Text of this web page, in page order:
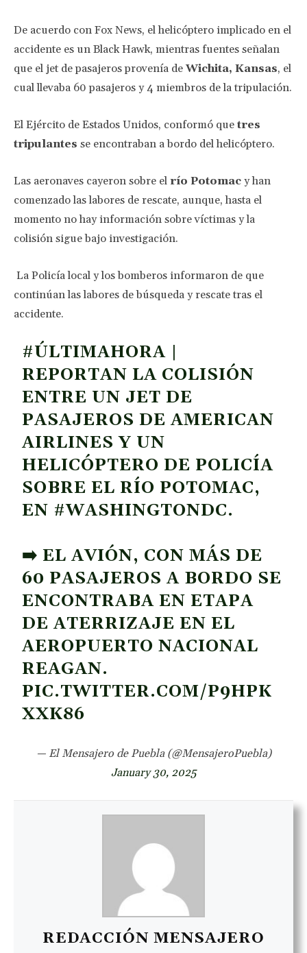
De acuerdo con Fox News, el helicóptero implicado en el
accidente es un Black Hawk, mientras fuentes señalan
que el jet de pasajeros provenía de Wichita, Kansas, el
cual llevaba 60 pasajeros y 4 miembros de la tripulación.
El Ejército de Estados Unidos, conformó que tres
tripulantes se encontraban a bordo del helicóptero.
Las aeronaves cayeron sobre el río Potomac y han
comenzado las labores de rescate, aunque, hasta el
momento no hay información sobre víctimas y la
colisión sigue bajo investigación.
La Policía local y los bomberos informaron de que
continúan las labores de búsqueda y rescate tras el
accidente.
#ÚLTIMAHORA
REPORTAN LA COLISIÓN
ENTRE UN JET DE
PASAJEROS DE AMERICAN
AIRLINES Y UN
HELICÓPTERO DE POLICÍA
SOBRE EL RÍO POTOMAC,
EN #WASHINGTONDC.
➡️ EL AVIÓN, CON MÁS DE
60 PASAJEROS A BORDO SE
ENCONTRABA EN ETAPA
DE ATERRIZAJE EN EL
AEROPUERTO NACIONAL
REAGAN.
PIC.TWITTER.COM/P9HPK
XXK86
— El Mensajero de Puebla (@MensajeroPuebla)
January 30, 2025
REDACCIÓN MENSAJERO